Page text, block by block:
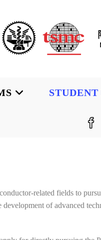
related fields to
of advanced